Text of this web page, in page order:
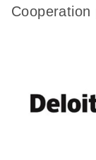
Cooperation